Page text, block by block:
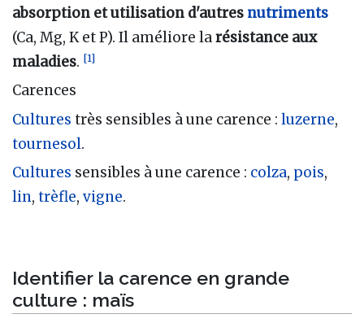
absorption et utilisation d'autres nutriments
(Ca, Mg, K et P). Il améliore larésistance aux
maladies. [1]
Carences
Cultures très sensibles à une carence : luzerne,
tournesol.
Cultures sensibles à une carence : colza, pois,
lin, trèfle, vigne.
Identifier la carence en grande
culture : maïs